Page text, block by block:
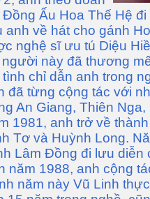
Đồng Ấu Hoa Thế Hệ
anh về hát cho gánh
nghệ sĩ ưu tú Diệu
người này đã thương
tình chỉ dẫn anh trong
đã từng cộng tác với
An Giang, Thiên Nga,
1981, anh trở về
Tơ và Huỳnh Long.
Lâm Đồng đi lưu diễn
năm 1988, anh cộng
năm này Vũ Linh